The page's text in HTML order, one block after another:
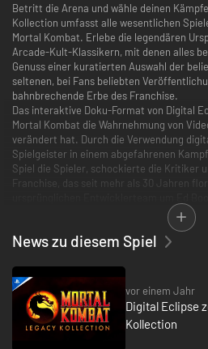
Betritt die Arena und wähle deinen
Kollection umfasst alle wesentlichen
Mortal Kombat. Erlebe die legendären
Arcade-Kult-Klassikern, mit denen alles
Genuss einer kuratierten Auswahl der
seltenen, bei Fans beliebten
bahnbrechende Erbe des Franchise.
Das interaktive Doku-Format von Digital
Mortal Kombat die Wahrnehmung von
verändert hat. Durch die Verwendung
Spielgeister in einem abgefahrenen
Spiel die Spieler, schockierte die Kritiker
Franchise, das seit mehr als 30 Jahren
Dan Forden. Dazu kommen weitere
Konzeptgrafiken, Vintage-
Mortal Kombat: Legacy Kollection
Zeitleiste der Story der Originalserie und
Figurenhintergründen, die
hinter die Kulissen ihrer Entstehung bieten.
Features
- Mehrere ikonische Editionen: Erlebe die
News zu diesem Spiel
vor einem Jahr
Digital Eclipse
Kollection